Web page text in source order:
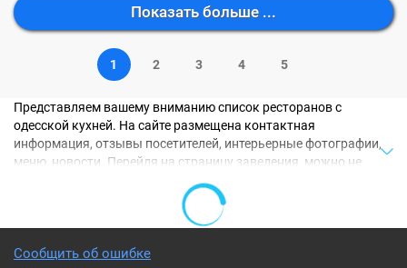
Показать больше ...
1 2 3 4 5
Представляем вашему вниманию список ресторанов c
одесской кухней. На сайте размещена контактная
информация, отзывы посетителей, интерьерные фотографии,
меню, новости. Перейдя на страницу заведения, можно не
только предварительно познакомиться с ресторанами c
одесской кухней, но и бесплатно забронировать столик по
Также вас могут заинтересовать:
Москвы,Рестораны для празднования дней рождения
Сообщить об ошибке